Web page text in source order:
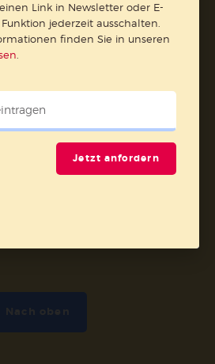
Datenschutz
Impressum
online kündigen
Link in Newsletter oder E-
jederzeit ausschalten.
finden Sie in unseren
Jetzt anfordern